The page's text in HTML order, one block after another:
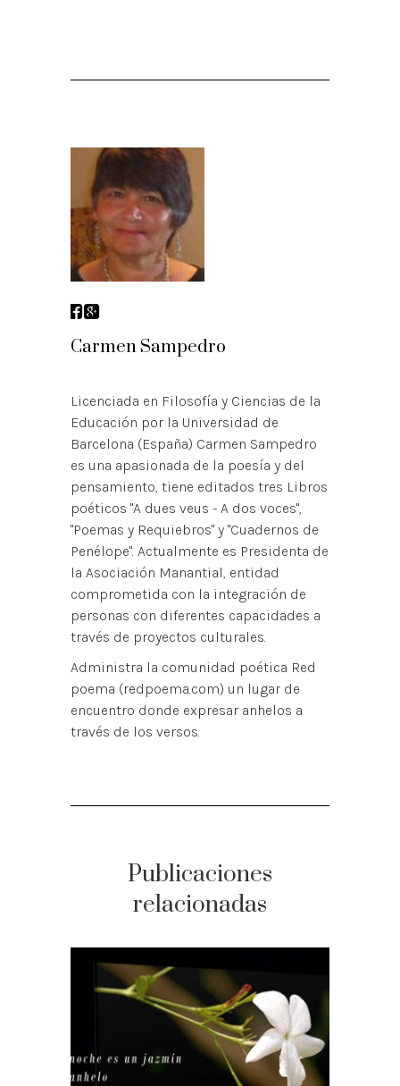
Carmen Sampedro
Licenciada en Filosofía y Ciencias de la
Educación por la Universidad de
Barcelona (España) Carmen Sampedro
es una apasionada de la poesía y del
pensamiento, tiene editados tres Libros
poéticos "A dues veus - A dos voces",
"Poemas y Requiebros" y "Cuadernos de
Penélope". Actualmente es Presidenta de
la Asociación Manantial, entidad
comprometida con la integración de
personas con diferentes capacidades a
través de proyectos culturales.
Administra la comunidad poética Red
poema (redpoema.com) un lugar de
encuentro donde expresar anhelos a
través de los versos.
Publicaciones
relacionadas